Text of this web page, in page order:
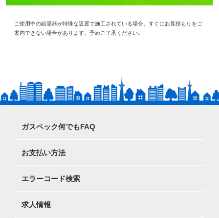
ご使用中の給湯器が特殊な設置で施工されている場合、すぐにお見積もりをご
案内できない場合があります。予めご了承ください。
ガスペック何でもFAQ
お支払い方法
エラーコード検索
求人情報